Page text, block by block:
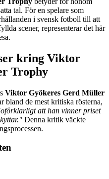
tal. För en spelare som
i svensk fotboll till att
scener, representerar det här
kring Viktor
Trophy
Viktor Gyökeres Gerd Müller
bland de mest kritiska rösterna,
att han vinner priset
Denna kritik väckte